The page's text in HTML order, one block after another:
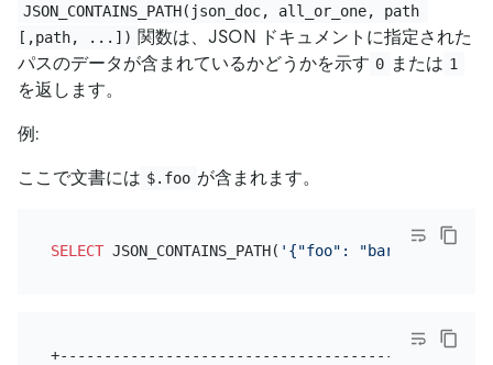
JSON_CONTAINS_PATH(json_doc, all_or_one, path
[,path, ...]) 関数は、JSON ドキュメントに指定された
パスのデータが含まれているかどうかを示す 0 または 1
を返します。
例:
ここで文書には $.foo が含まれます。
SELECT JSON_CONTAINS_PATH( '{"foo": "bar", "aaa":